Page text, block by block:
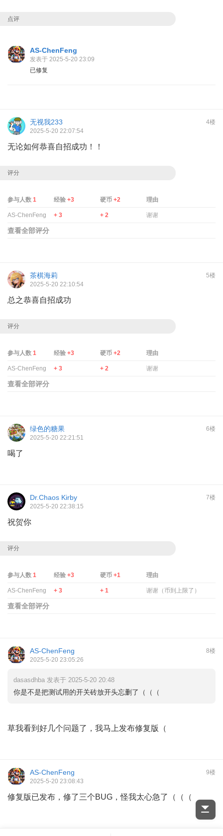
点评
AS-ChenFeng
发表于 2025-5-20 23:09
已修复
4楼
无视我233
2025-5-20 22:07:54
无论如何恭喜自招成功！！
评分
参与人数 1 经验 +3 硬币 +2 理由
AS-ChenFeng + 3 + 2 谢谢
查看全部评分
5楼
茶棋海莉
2025-5-20 22:10:54
总之恭喜自招成功
评分
参与人数 1 经验 +3 硬币 +2 理由
AS-ChenFeng + 3 + 2 谢谢
查看全部评分
6楼
绿色的糖果
2025-5-20 22:21:51
喝了
7楼
Dr.Chaos Kirby
2025-5-20 22:38:15
祝贺你
评分
参与人数 1 经验 +3 硬币 +1 理由
AS-ChenFeng + 3 + 1 谢谢（币到上限了）
查看全部评分
8楼
AS-ChenFeng
2025-5-20 23:05:26
dasasdhba 发表于 2025-5-20 20:48
你是不是把测试用的开关砖放开头忘删了（（（
草我看到好几个问题了，我马上发布修复版（
9楼
AS-ChenFeng
2025-5-20 23:08:43
修复版已发布，修了三个BUG，怪我太心急了（（（